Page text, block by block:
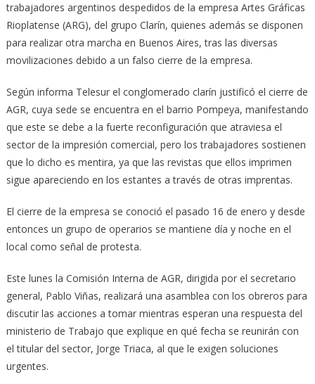
trabajadores argentinos despedidos de la empresa Artes Gráficas
Rioplatense (ARG), del grupo Clarín, quienes además se disponen
para realizar otra marcha en Buenos Aires, tras las diversas
movilizaciones debido a un falso cierre de la empresa.
Según informa Telesur el conglomerado clarín justificó el cierre de
AGR, cuya sede se encuentra en el barrio Pompeya, manifestando
que este se debe a la fuerte reconfiguración que atraviesa el
sector de la impresión comercial, pero los trabajadores sostienen
que lo dicho es mentira, ya que las revistas que ellos imprimen
sigue apareciendo en los estantes a través de otras imprentas.
El cierre de la empresa se conoció el pasado 16 de enero y desde
entonces un grupo de operarios se mantiene día y noche en el
local como señal de protesta.
Este lunes la Comisión Interna de AGR, dirigida por el secretario
general, Pablo Viñas, realizará una asamblea con los obreros para
discutir las acciones a tomar mientras esperan una respuesta del
ministerio de Trabajo que explique en qué fecha se reunirán con
el titular del sector, Jorge Triaca, al que le exigen soluciones
urgentes.